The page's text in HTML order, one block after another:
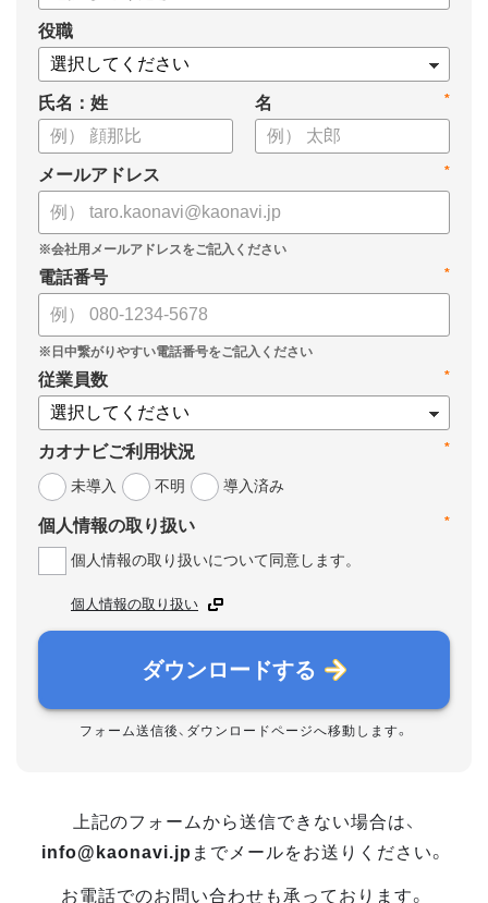
についてまとめています。ぜひお役立てください。
役職
氏名：姓 *
名
*
メールアドレス
*
電話番号
*
従業員数
*
カオナビご利用状況
未導入
不明 導入済み
*
個人情報の取り扱い
個人情報の取り扱いについて同意します。
個人情報の取り扱い
ダウンロードする
フォーム送信後、ダウンロードページへ移動します。
上記のフォームから送信できない場合は、
info@kaonavi.jp までメールをお送りください。
お電話でのお問い合わせも承っております。